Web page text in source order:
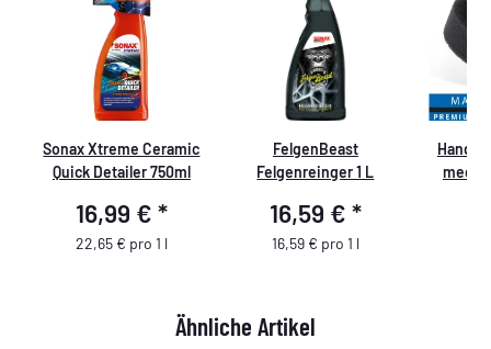
Sonax Xtreme Ceramic
Quick Detailer 750ml
16,99 € *
22,65 € pro 1 l
FelgenBeast
Felgenreinger 1 L
16,59 € *
16,59 € pro 1 l
Ähnliche Artikel